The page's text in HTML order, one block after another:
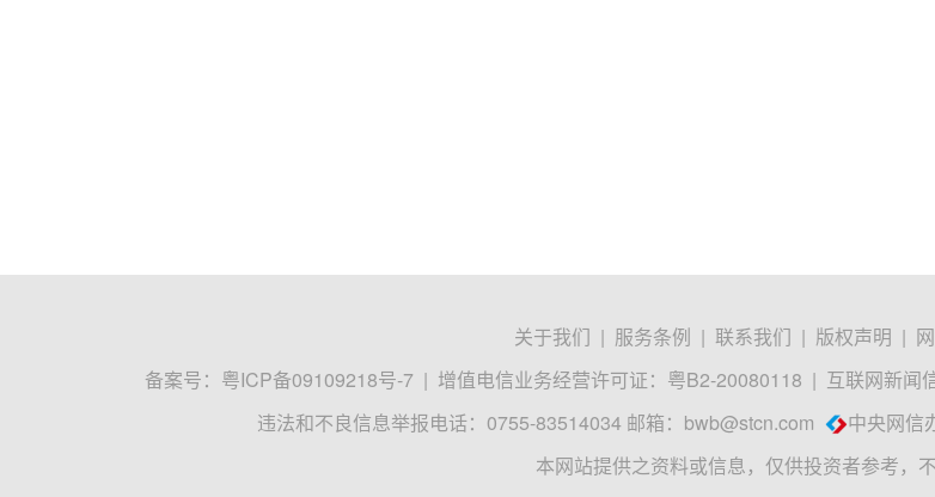
关于我们 | 服务条例 | 联系我们 | 版权声明 |
备案号： 粤ICP备09109218号-7 | 增值电信业务经营许可证：粤B2-20080118 | 互联网新闻
违法和不良信息举报电话：0755-83514034 邮箱： bwb@stcn.com 中央网信
本网站提供之资料或信息，仅供投资者参考，